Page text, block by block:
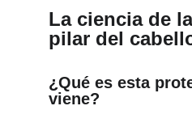
La ciencia de
pilar del
¿Qué es esta
viene?